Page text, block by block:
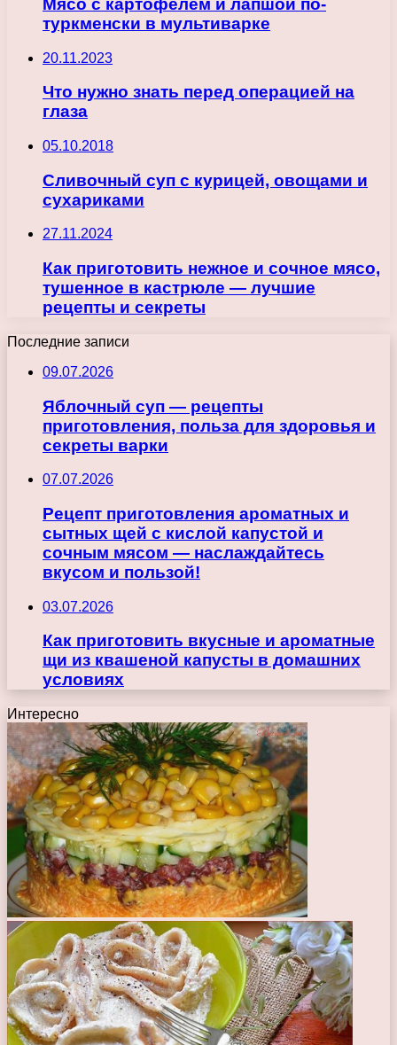
Мясо с картофелем и лапшой по-
туркменски в мультиварке
20.11.2023
Что нужно знать перед операцией на
глаза
05.10.2018
Сливочный суп с курицей, овощами и
сухариками
27.11.2024
Как приготовить нежное и сочное мясо,
тушенное в кастрюле — лучшие
рецепты и секреты
Последние записи
09.07.2026
Яблочный суп — рецепты
приготовления, польза для здоровья и
секреты варки
07.07.2026
Рецепт приготовления ароматных и
сытных щей с кислой капустой и
сочным мясом — наслаждайтесь
вкусом и пользой!
03.07.2026
Как приготовить вкусные и ароматные
щи из квашеной капусты в домашних
условиях
Интересно